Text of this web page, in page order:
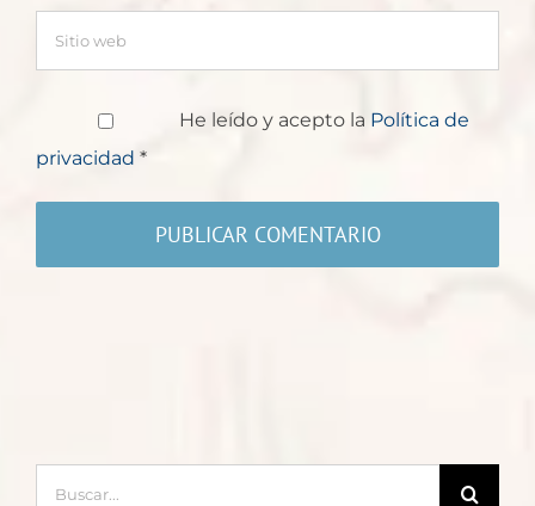
He leído y acepto la Política de
privacidad *